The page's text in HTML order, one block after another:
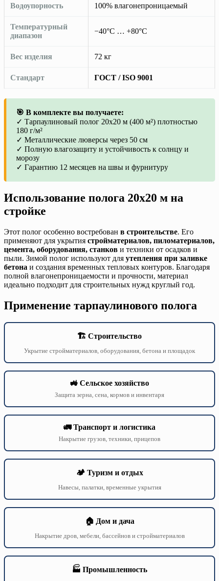
Водоупорность 100% влагонепроницаемый
Температурный
диапазон
−40°C … +80°C
Вес изделия 72 кг
Стандарт ГОСТ / ISO 9001
🎯 В комплекте вы получаете:
✓ Тарпаулиновый полог 20х20 м (400 м²) плотностью
180 г/м²
✓ Металлические люверсы через 50 см
✓ Полную влагозащиту и устойчивость к солнцу и
морозу
✓ Гарантию 12 месяцев на швы и фурнитуру
Использование полога 20х20 м на
стройке
Этот полог особенно востребован в строительстве. Его
применяют для укрытия стройматериалов, пиломатериалов,
цемента, оборудования, станков и техники от осадков и
пыли. Зимой полог используют для утепления при заливке
бетона и создания временных тепловых контуров. Благодаря
полной влагонепроницаемости и прочности, материал
идеально подходит для строительных нужд круглый год.
Применение тарпаулинового полога
🏗️ Строительство
Укрытие стройматериалов, оборудования, бетона и площадок
🚜 Сельское хозяйство
Защита зерна, сена, кормов и инвентаря
🚛 Транспорт и логистика
Накрытие грузов, техники, прицепов
🏕️ Туризм и отдых
Навесы, палатки, временные укрытия
🏠 Дом и дача
Накрытие дров, мебели, бассейнов и стройматериалов
🏭 Промышленность